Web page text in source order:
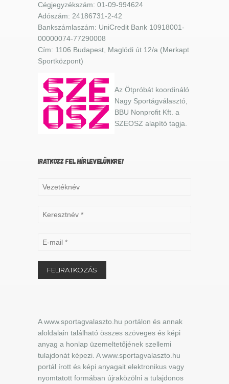
Cégjegyzékszám: 01-09-994624
Adószám: 24186731-2-42
Bankszámlaszám: UniCredit Bank 10918001-
00000074-77290008
Cím: 1106 Budapest, Maglódi út 12/a (Merkapt
Sportközpont)
Az Ötpróbát koordináló
Nagy Sportágválasztó,
BBU Nonprofit Kft. a
SZEOSZ alapító tagja.
IRATKOZZ FEL HÍRLEVELÜNKRE!
A www.sportagvalaszto.hu portálon és annak
aloldalain található összes szöveges és képi
anyag a honlap üzemeltetőjének szellemi
tulajdonát képezi. A www.sportagvalaszto.hu
portál írott és képi anyagait elektronikus vagy
nyomtatott formában újraközölni a tulajdonos